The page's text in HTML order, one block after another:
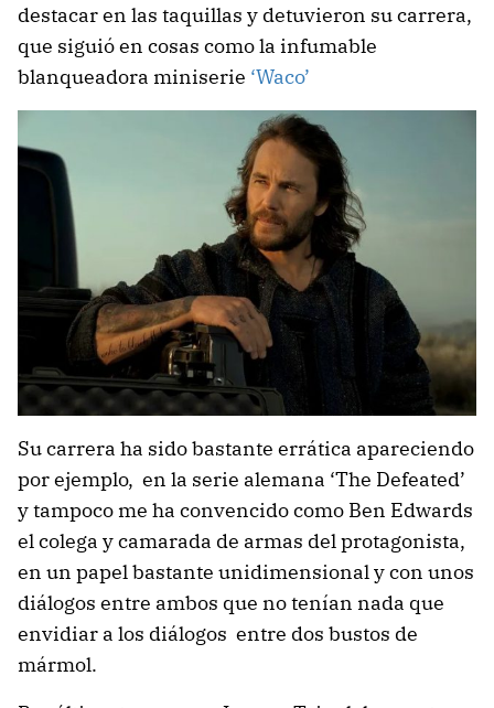
destacar en las taquillas y detuvieron su carrera,
que siguió en cosas como la infumable
blanqueadora miniserie ‘Waco’
Su carrera ha sido bastante errática apareciendo
por ejemplo, en la serie alemana ‘The Defeated’
y tampoco me ha convencido como Ben Edwards
el colega y camarada de armas del protagonista,
en un papel bastante unidimensional y con unos
diálogos entre ambos que no tenían nada que
envidiar a los diálogos entre dos bustos de
mármol.